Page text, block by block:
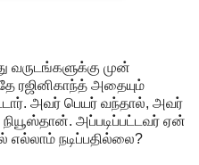
வருடங்களுக்கு முன்
ரஜினிகாந்த் அதையும்
அவர் பெயர் வந்தால், அவர்
அப்படிப்பட்டவர் ஏன்
எல்லாம் நடிப்பதில்லை?